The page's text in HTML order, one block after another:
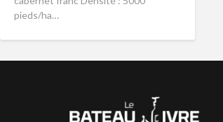
pieds/ha…